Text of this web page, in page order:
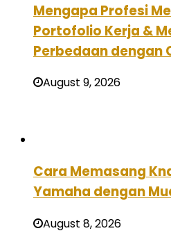
Mengapa Profesi
Portofolio Kerja &
Perbedaan dengan
August 9, 2026
Cara Memasang
Yamaha dengan
August 8, 2026